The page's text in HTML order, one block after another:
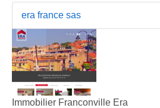
era france sas
Immobilier Franconville Era